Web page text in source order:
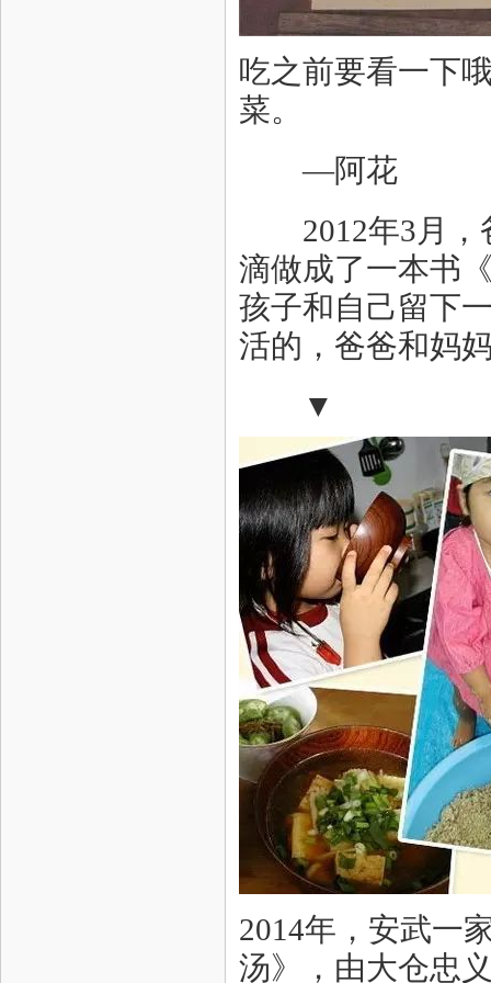
吃之前要看一下
菜。
—阿花
2012年3月，
滴做成了一本书
孩子和自己留下
活的，爸爸和妈
▼
2014年，安武一
汤》，由大仓忠